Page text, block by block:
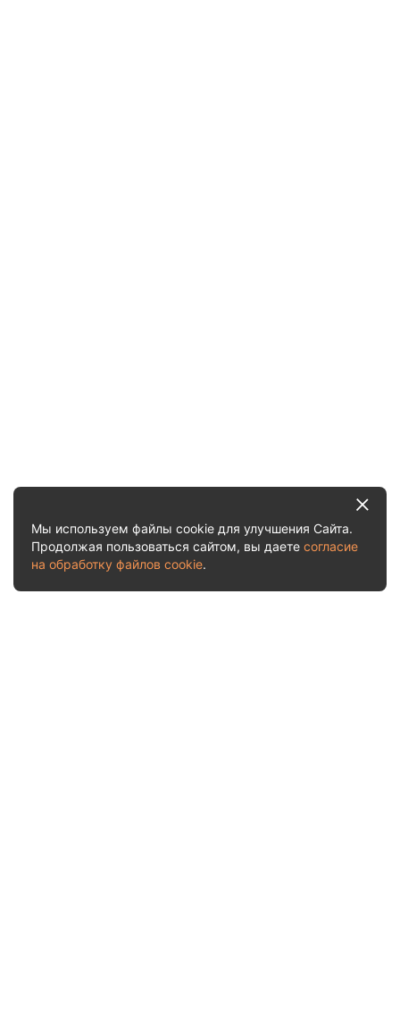
Мы используем файлы cookie для улучшения Сайта.
Продолжая пользоваться сайтом, вы даете согласие
на обработку файлов cookie.